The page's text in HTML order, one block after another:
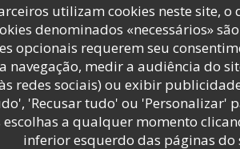
utilizam cookies neste site,
denominados «necessários»
opcionais requerem seu
navegação, medir a audiência do
redes sociais) ou exibir
'Recusar tudo' ou 'Personalizar'
a qualquer momento
inferior esquerdo das páginas do